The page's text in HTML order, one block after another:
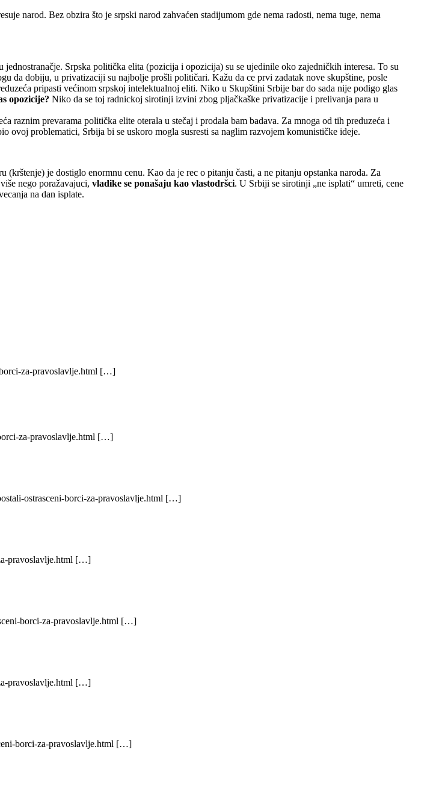
narod. Bez obzira što je srpski narod zahvaćen stadijumom gde nema radosti, nema tuge, nema
Srpska politička elita (pozicija i opozicija) su se ujedinile oko zajedničkih interesa. To su
da dobiju, u privatizaciji su najbolje prošli političari. Kažu da ce prvi zadatak nove skupštine, posle
pripasti većinom srpskoj intelektualnoj eliti. Niko u Skupštini Srbije bar do sada nije podigo glas
opozicije? Niko da se toj radnickoj sirotinji izvini zbog pljačkaške privatizacije i prelivanja para u
raznim prevarama politička elite oterala u stečaj i prodala bam badava. Za mnoga od tih preduzeća i
ovoj problematici, Srbija bi se uskoro mogla susresti sa naglim razvojem komunističke ideje.
je dostiglo enormnu cenu. Kao da je rec o pitanju časti, a ne pitanju opstanka naroda. Za
nego poražavajuci, vladike se ponašaju kao vlastodršci. U Srbiji se sirotinji „ne isplati“ umreti, cene
na dan isplate.
za-pravoslavlje.html […]
za-pravoslavlje.html […]
ostrasceni-borci-za-pravoslavlje.html […]
pravoslavlje.html […]
borci-za-pravoslavlje.html […]
pravoslavlje.html […]
borci-za-pravoslavlje.html […]